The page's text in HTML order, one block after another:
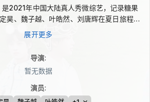
是2021年中国大陆真人秀微综艺，记录糖果
昊、魏子越、叶皓然、刘唐辉在夏日旅程中
们的相处、互动与分享，捕捉轻松玩乐和自
员在镜头前展现少年般明亮的状态，完成一
忆。
展开更多
导演:
暂无数据
演员: